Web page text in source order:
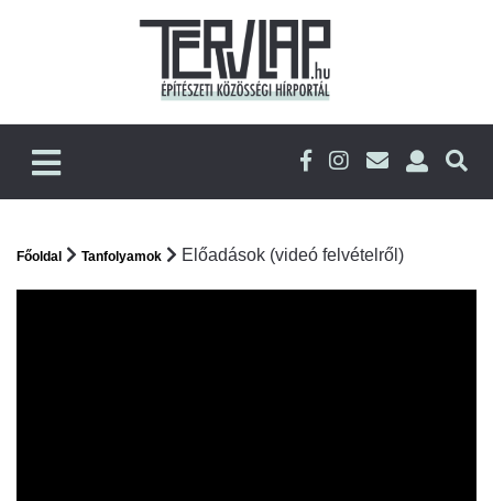
Főoldal Tanfolyamok Előadások (videó felvételről)